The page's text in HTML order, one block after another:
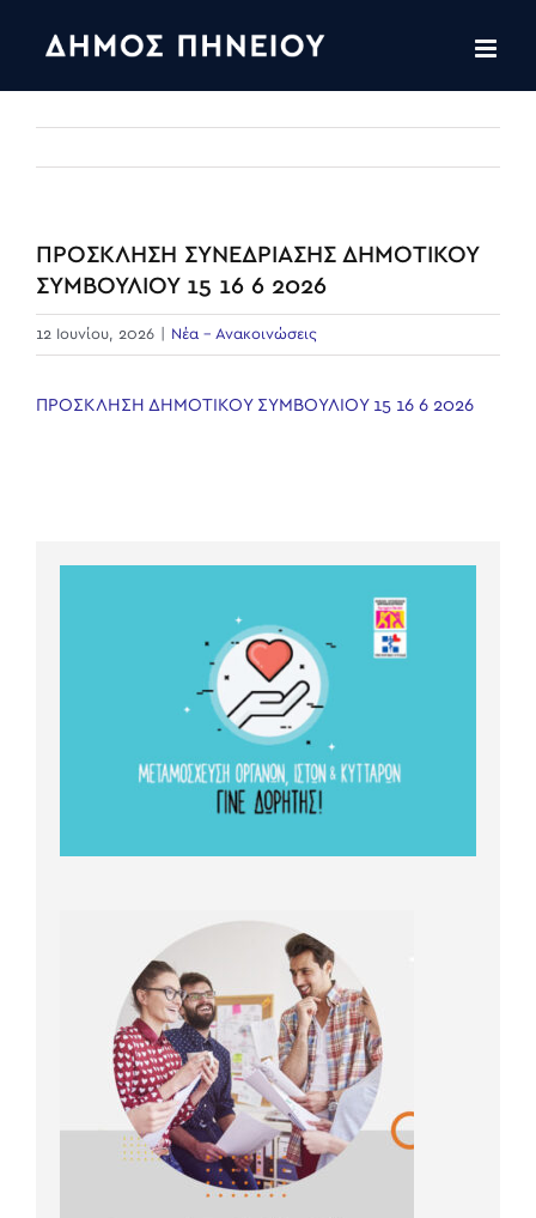
ΠΡΟΣΚΛΗΣΗ ΣΥΝΕΔΡΙΑΣΗΣ ΔΗΜΟΤΙΚΟΥ
ΣΥΜΒΟΥΛΙΟΥ 15 16 6 2026
12 Ιουνίου, 2026 Νέα - Ανακοινώσεις
ΠΡΟΣΚΛΗΣΗ ΔΗΜΟΤΙΚΟΥ ΣΥΜΒΟΥΛΙΟΥ 15 16 6 2026